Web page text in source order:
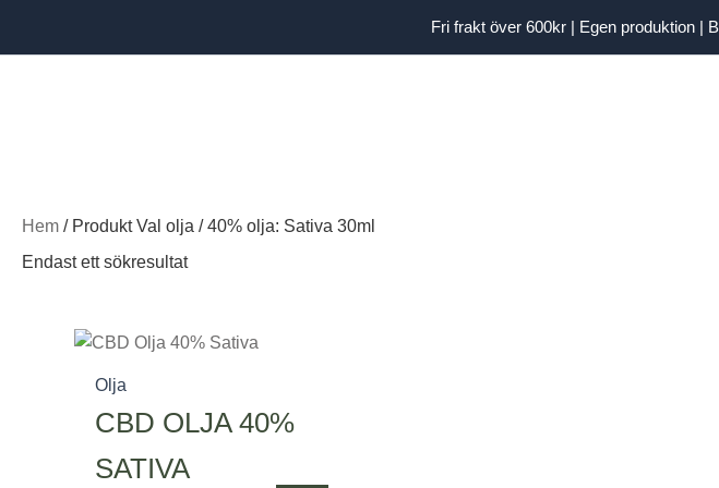
Fri frakt över 600kr | Egen produktion |
Hem / Produkt Val olja / 40% olja: Sativa 30ml
Endast ett sökresultat
Olja
CBD OLJA 40%
SATIVA
1.249,00 kr
Den
har
varianter.